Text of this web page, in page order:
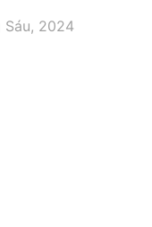
Sáu, 2024